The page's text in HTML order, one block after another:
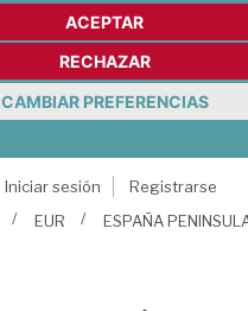
ACEPTAR
RECHAZAR
CAMBIAR PREFERENCIAS
Iniciar sesión
Registrarse
EUR ESPAÑA